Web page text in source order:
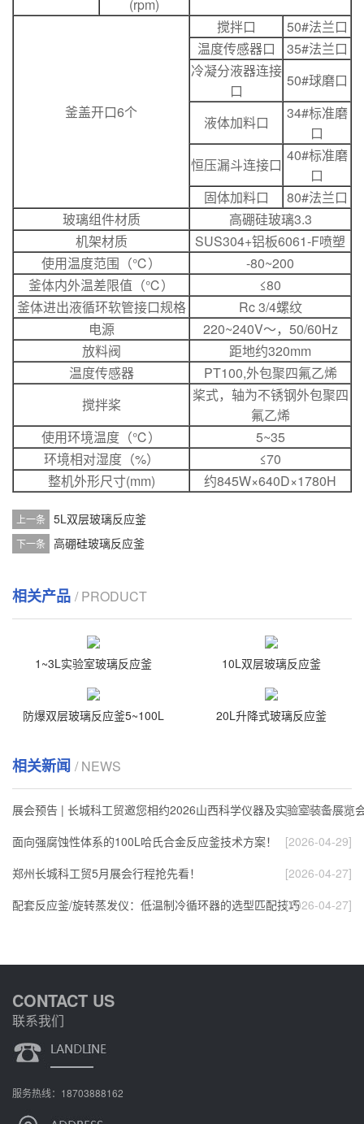
(rpm)
釜盖开口6个
搅拌口
50#法兰口
温度传感器口
35#法兰口
冷凝分液器连接
口
50#球磨口
液体加料口
34#标准磨
口
恒压漏斗连接口
40#标准磨
口
固体加料口
80#法兰口
玻璃组件材质
高硼硅玻璃3.3
机架材质
SUS304+铝板6061-F喷塑
使用温度范围（℃）
-80~200
釜体内外温差限值（℃）
≤80
釜体进出液循环软管接口规格
Rc 3/4螺纹
电源
220~240V～，50/60Hz
放料阀
距地约320mm
温度传感器
PT100,外包聚四氟乙烯
搅拌桨
桨式，轴为不锈钢外包聚四
氟乙烯
使用环境温度（℃）
5~35
环境相对湿度（%）
≤70
整机外形尺寸(mm)
约845W×640D×1780H
上一条 5L双层玻璃反应釜
下一条 高硼硅玻璃反应釜
相关产品 / PRODUCT
1~3L实验室玻璃反应釜 10L双层玻璃反应釜
防爆双层玻璃反应釜5~100L 20L升降式玻璃反应釜
相关新闻 / NEWS
展会预告 | 长城科工贸邀您相约2026山西科学仪器及实验室装备展览
[2026-05-07]
面向强腐蚀性体系的100L哈氏合金反应釜技术方案！
[2026-04-29]
郑州长城科工贸5月展会行程抢先看！
[2026-04-27]
配套反应釜/旋转蒸发仪：低温制冷循环器的选型匹配技巧[2026-04-27]
CONTACT US
联系我们
服务热线：18703888162